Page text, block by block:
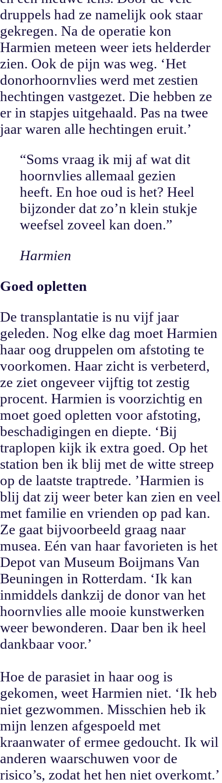
druppels had ze namelijk ook staar
gekregen. Na de operatie kon
Harmien meteen weer iets helderder
zien. Ook de pijn was weg. ‘Het
donorhoornvlies werd met zestien
hechtingen vastgezet. Die hebben ze
er in stapjes uitgehaald. Pas na twee
jaar waren alle hechtingen eruit.’
“Soms vraag ik mij af wat dit
hoornvlies allemaal gezien
heeft. En hoe oud is het? Heel
bijzonder dat zo’n klein stukje
weefsel zoveel kan doen.”
Harmien
Goed opletten
De transplantatie is nu vijf jaar
geleden. Nog elke dag moet Harmien
haar oog druppelen om afstoting te
voorkomen. Haar zicht is verbeterd,
ze ziet ongeveer vijftig tot zestig
procent. Harmien is voorzichtig en
moet goed opletten voor afstoting,
beschadigingen en diepte. ‘Bij
traplopen kijk ik extra goed. Op het
station ben ik blij met de witte streep
op de laatste traptrede. ’Harmien is
blij dat zij weer beter kan zien en veel
met familie en vrienden op pad kan.
Ze gaat bijvoorbeeld graag naar
musea. Eén van haar favorieten is het
Depot van Museum Boijmans Van
Beuningen in Rotterdam. ‘Ik kan
inmiddels dankzij de donor van het
hoornvlies alle mooie kunstwerken
weer bewonderen. Daar ben ik heel
dankbaar voor.’
Hoe de parasiet in haar oog is
gekomen, weet Harmien niet. ‘Ik heb
niet gezwommen. Misschien heb ik
mijn lenzen afgespoeld met
kraanwater of ermee gedoucht. Ik wil
anderen waarschuwen voor de
risico’s, zodat het hen niet overkomt.’